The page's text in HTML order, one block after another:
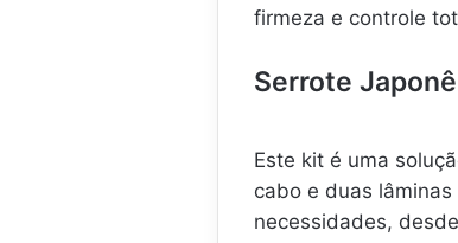
firmeza e controle
Serrote
Este kit é uma
cabo e duas
necessidades, desde